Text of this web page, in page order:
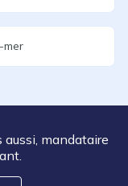
mer
aussi, mandataire